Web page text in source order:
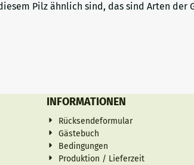
Pilz ähnlich sind, das sind Arten der
INFORMATIONEN
Rücksendeformular
Gästebuch
Bedingungen
Produktion / Lieferzeit